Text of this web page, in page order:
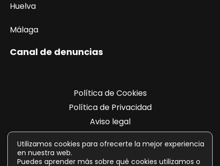
Huelva
Málaga
Canal de denuncias
Política de Cookies
Política de Privacidad
Aviso legal
Registro de actividades
Utilizamos cookies para ofrecerte la mejor experiencia
en nuestra web.
Puedes aprender más sobre qué cookies utilizamos o